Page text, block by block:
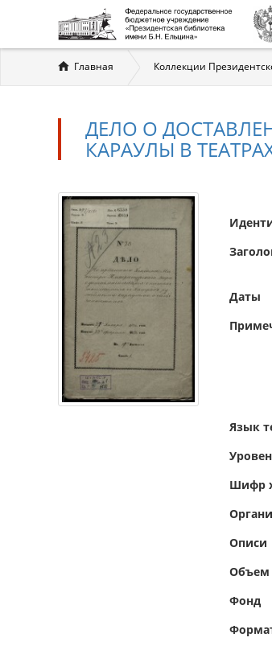
Вы
здесь
Главная Коллекции
ДЕЛО О
КАРАУЛЫ В
Даты
Язык
Шифр
Описи
Объем
Фонд